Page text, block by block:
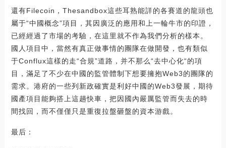
還有Filecoin，Thesandbox這些耳熟能詳的各賽道的龍頭也
屬于“中國概念”項目，其因廣泛的應用和上一輪牛市的印證，
已經經過了市場的考驗，在這里就不作為我們分析的樣本。
國人項目中，當然有真正做事情的團隊在做開發，也有類似
于Conflux這樣的走“合規”道路，并不那么“去中心化“的項
目，滿足了不少在中國的監管體制下想要擁抱Web3的團隊的
需求。港府的一些列新政確實是利好中國的Web3發展，期待
國產項目能夠搭上這趟快車，把因國內嚴厲監管而失去的時
間找回，而不僅僅只是重復拉盤砸盤的資本游戲。
最后：